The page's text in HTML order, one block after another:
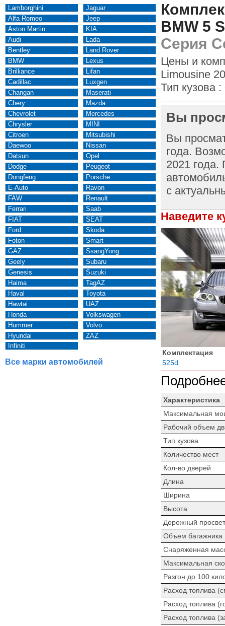
Lamborghini
Alfa Romeo
Aston Martin
Audi
Bentley
BMW
Brilliance
Cadillac
Changan
Chery
Chevrolet
Chrysler
Citroen
Daewoo
Datsun
Dodge
Dongfeng
E-Auto
FAW
Ferrari
FIAT
Ford
Foton
GAZ
Geely
Genesis
Haima
Haval
Hawtai
Honda
Hummer
Hyundai
Infiniti
Jaguar
Jeep
KIA
Lada
Land Rover
Lexus
Lifan
Luxgen
Maserati
Mazda
Mercedes
MINI
Mitsubishi
Nissan
Opel
Peugeot
Porsche
Ravon
Renault
Saab
SEAT
Skoda
Smart
SsangYong
Subaru
Suzuki
TagAZ
Toyota
UAZ
Volkswagen
Volvo
ZAZ
Все марки автомобилей
BMW 5
Серия
Цены и
Limousine
Тип кузова :
Вы
Вы
года.
2021 года.
с
Наведите
Комплектация
525d
Характеристика
Максимальная
Рабочий объем
Тип кузова
Количество мест
Кол-во дверей
Длина
Ширина
Высота
Дорожный просвет
Объем багажника
Снаряженная
Максимальная
Разгон до 100
Расход топлива
Расход топлива
Расход топлива